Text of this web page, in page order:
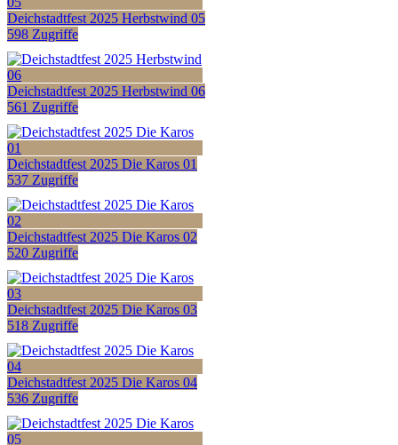
Deichstadtfest 2025 Herbstwind 05
598 Zugriffe
Deichstadtfest 2025 Herbstwind 06
561 Zugriffe
Deichstadtfest 2025 Die Karos 01
537 Zugriffe
Deichstadtfest 2025 Die Karos 02
520 Zugriffe
Deichstadtfest 2025 Die Karos 03
518 Zugriffe
Deichstadtfest 2025 Die Karos 04
536 Zugriffe